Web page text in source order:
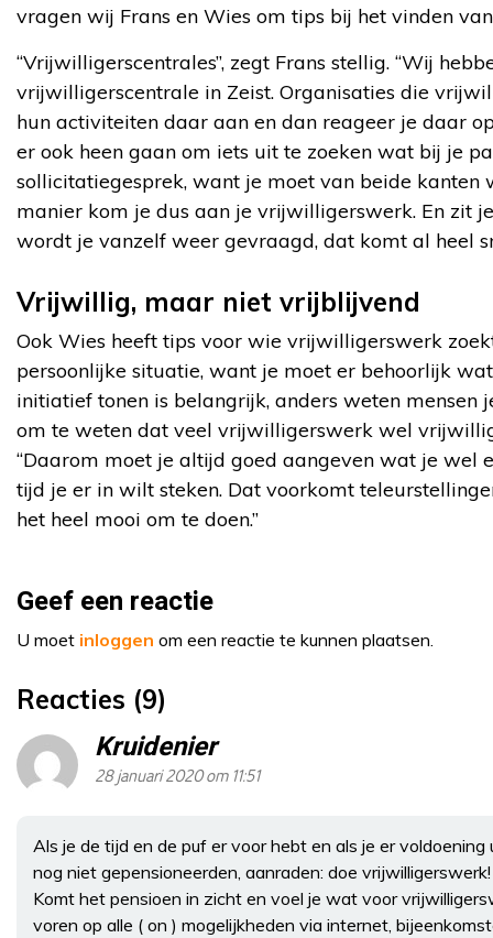
vragen wij Frans en Wies om tips bij het vinden
“Vrijwilligerscentrales”, zegt Frans stellig. “Wij
vrijwilligerscentrale in Zeist. Organisaties die
hun activiteiten daar aan en dan reageer je daar
er ook heen gaan om iets uit te zoeken wat bij je
sollicitatiegesprek, want je moet van beide kanten
manier kom je dus aan je vrijwilligerswerk. En zit
wordt je vanzelf weer gevraagd, dat komt al heel
Vrijwillig, maar niet vrijblijvend
Ook Wies heeft tips voor wie vrijwilligerswerk
persoonlijke situatie, want je moet er behoorlijk
initiatief tonen is belangrijk, anders weten mensen
om te weten dat veel vrijwilligerswerk wel
“Daarom moet je altijd goed aangeven wat je wel
tijd je er in wilt steken. Dat voorkomt
het heel mooi om te doen.”
Geef een reactie
U moet inloggen om een reactie te kunnen plaatsen.
Reacties (9)
Kruidenier
28 januari 2020 om 11:51
Als je de tijd en de puf er voor hebt en als je er
nog niet gepensioneerden, aanraden: doe vrijwilligerswerk!
Komt het pensioen in zicht en voel je wat voor
voren op alle ( on ) mogelijkheden via internet,